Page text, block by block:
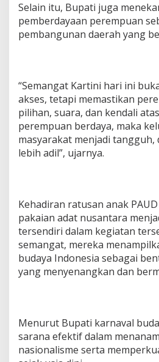
Selain itu, Bupati juga
pemberdayaan perempuan
pembangunan daerah yang
“Semangat Kartini hari ini
akses, tetapi memastikan
pilihan, suara, dan kendali
perempuan berdaya, maka
masyarakat menjadi tangguh,
lebih adil”, ujarnya.
Kehadiran ratusan anak
pakaian adat nusantara
tersendiri dalam kegiatan
semangat, mereka
budaya Indonesia sebagai
yang menyenangkan dan
Menurut Bupati karnaval
sarana efektif dalam
nasionalisme serta